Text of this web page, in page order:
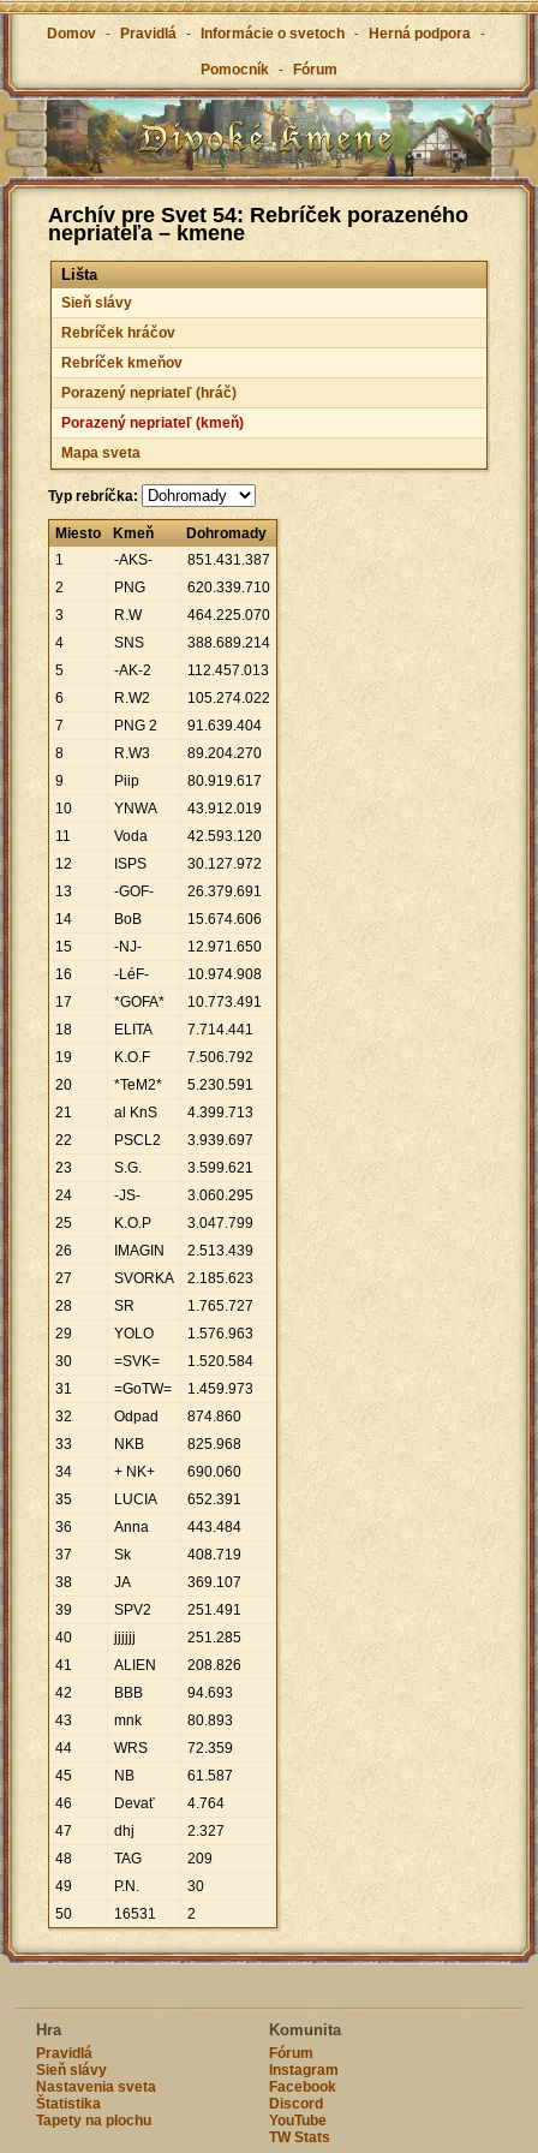
Domov - Pravidlá - Informácie o svetoch - Herná podpora -
Pomocník - Fórum
Archív pre Svet 54: Rebríček porazeného
nepriateľa – kmene
Lišta
Sieň slávy
Rebríček hráčov
Rebríček kmeňov
Porazený nepriateľ (hráč)
Porazený nepriateľ (kmeň)
Mapa sveta
Typ rebríčka:
Miesto Kmeň
Dohromady
1
-AKS- 851.431.387
2
PNG 620.339.710
3
R.W 464.225.070
4
SNS 388.689.214
5
-AK-2 112.457.013
6
R.W2 105.274.022
7
PNG 2 91.639.404
8
R.W3 89.204.270
9
Piip 80.919.617
10
YNWA 43.912.019
11
Voda 42.593.120
12
ISPS 30.127.972
13
-GOF- 26.379.691
14
BoB 15.674.606
15
-NJ- 12.971.650
16
-LéF- 10.974.908
17
*GOFA* 10.773.491
18
ELITA 7.714.441
19
K.O.F 7.506.792
20
*TeM2* 5.230.591
21
al KnS 4.399.713
22
PSCL2 3.939.697
23
S.G. 3.599.621
24
-JS- 3.060.295
25
K.O.P 3.047.799
26
IMAGIN 2.513.439
27
SVORKA 2.185.623
28
SR 1.765.727
29
YOLO 1.576.963
30
=SVK= 1.520.584
31
=GoTW= 1.459.973
32
Odpad 874.860
33
NKB 825.968
34
+ NK+ 690.060
35
LUCIA 652.391
36
Anna 443.484
37
Sk 408.719
38
JA 369.107
39
SPV2 251.491
40
jjjjjj 251.285
41
ALIEN 208.826
42
BBB 94.693
43
mnk 80.893
44
WRS 72.359
45
NB 61.587
46
Devať 4.764
47
dhj 2.327
48
TAG
209
49
P.N.
30
50
16531 2
Hra
Pravidlá
Sieň slávy
Nastavenia sveta
Štatistika
Tapety na plochu
Komunita
Fórum
Instagram
Facebook
Discord
YouTube
TW Stats